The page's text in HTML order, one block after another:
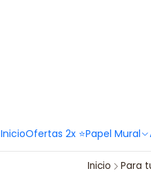
InicioOfertas 2x ⭐Papel Mural
Hola
Inicio Para